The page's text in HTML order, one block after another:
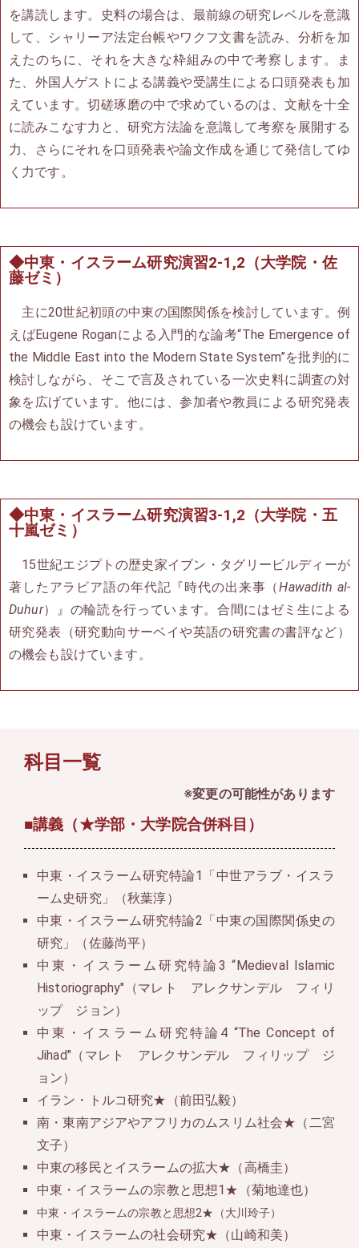
を講読します。史料の場合は、最前線の研究レベルを意識
して、シャリーア法定台帳やワクフ文書を読み、分析を加
えたのちに、それを大きな枠組みの中で考察します。ま
た、外国人ゲストによる講義や受講生による口頭発表も加
えています。切磋琢磨の中で求めているのは、文献を十全
に読みこなす力と、研究方法論を意識して考察を展開する
力、さらにそれを口頭発表や論文作成を通じて発信してゆ
く力です。
◆中東・イスラーム研究演習2-1,2（大学院・佐
藤ゼミ）
主に20世紀初頭の中東の国際関係を検討しています。例
えばEugene Roganによる入門的な論考“The Emergence of
the Middle East into the Modern State System”を批判的に
検討しながら、そこで言及されている一次史料に調査の対
象を広げています。他には、参加者や教員による研究発表
の機会も設けています。
◆中東・イスラーム研究演習3-1,2（大学院・五
十嵐ゼミ）
15世紀エジプトの歴史家イブン・タグリービルディーが
著したアラビア語の年代記『時代の出来事（Hawadith al-
Duhur）』の輪読を行っています。合間にはゼミ生による
研究発表（研究動向サーベイや英語の研究書の書評など）
の機会も設けています。
科目一覧
※変更の可能性があります
■講義（★学部・大学院合併科目）
中東・イスラーム研究特論1「中世アラブ・イスラ
ーム史研究」（秋葉淳）
中東・イスラーム研究特論2「中東の国際関係史の
研究」（佐藤尚平）
中東・イスラーム研究特論3 “Medieval Islamic
Historiography″（マレト アレクサンデル フィリ
ップ ジョン）
中東・イスラーム研究特論4 “The Concept of
Jihad″（マレト アレクサンデル フィリップ ジ
ョン）
イラン・トルコ研究★（前田弘毅）
南・東南アジアやアフリカのムスリム社会★（二宮
文子）
中東の移民とイスラームの拡大★（高橋圭）
中東・イスラームの宗教と思想1★（菊地達也）
中東・イスラームの宗教と思想2★（大川玲子）
中東・イスラームの社会研究★（山崎和美）